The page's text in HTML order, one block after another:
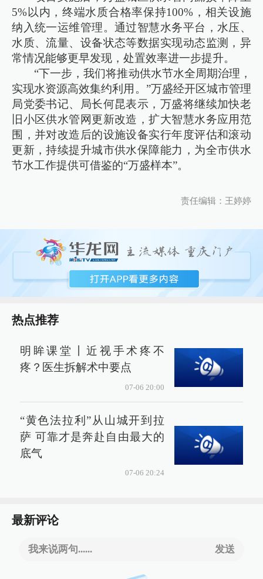
5%以内，终端水质合格率保持100%，相关设施
纳入统一运维管理。通过智慧水务平台，水压、
水质、流量、设备状态等数据实现动态监测，异
常情况能够更早发现，处置效率进一步提升。
“下一步，我们将推动供水节水全周期治理，
实现水资源高效集约利用。”万盛经开区城市管理
局党委书记、局长何昆表示，万盛将继续加快老
旧小区供水管网更新改造，扩大智慧水务应用范
围，并对改造后的设施设备实行年度评估和滚动
更新，持续提升城市供水保障能力，为全市供水
节水工作提供可借鉴的“万盛样本”。
责任编辑：王婷婷
热点推荐
明眸课堂丨近视手术疼不
疼？医生拆解术中要点
07-06 20:00
“黄色法拉利”从山城开到拉
萨 可靠才是奔赴自由最大的
底气
07-06 20:24
最新评论
我来说两句...... 发送